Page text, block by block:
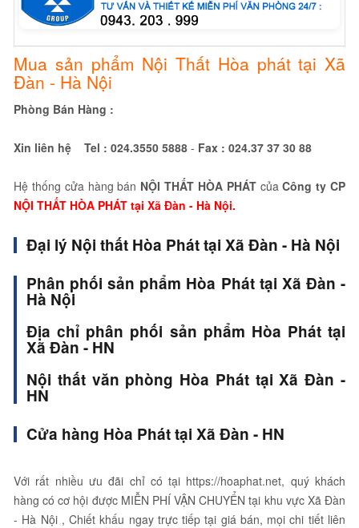
Mua sản phẩm Nội Thất Hòa phát tại Xã
Đàn - Hà Nội
Phòng Bán Hàng :
Xin liên hệ Tel : 024.3550 5888 - Fax : 024.37 37 30 88
Hệ thống cửa hàng bán NỘI THẤT HÒA PHÁTcủaCông ty CP
NỘI THẤT HÒA PHÁT tại Xã Đàn - Hà Nội.
Đại lý Nội thất Hòa Phát tại Xã Đàn - Hà Nội
Phân phối sản phẩm Hòa Phát tại Xã Đàn -
Hà Nội
Địa chỉ phân phối sản phẩm Hòa Phát tại
Xã Đàn - HN
Nội thất văn phòng Hòa Phát tại Xã Đàn -
HN
Cửa hàng Hòa Phát tại Xã Đàn - HN
Với rất nhiều ưu đãi chỉ có tại https://hoaphat.net, quý khách
hàng có cơ hội được MIỄN PHÍ VẬN CHUYỂN tại khu vực Xã Đàn
- Hà Nội , Chiết khấu ngay trực tiếp tại giá bán, mọi chi tiết liên